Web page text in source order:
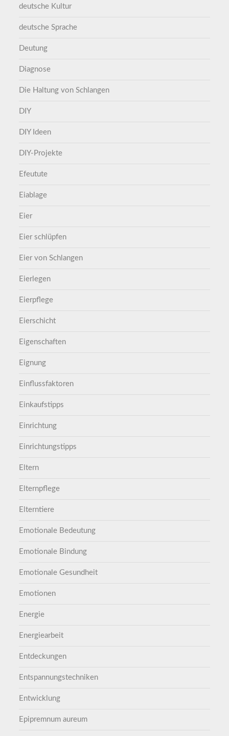
deutsche Kultur
deutsche Sprache
Deutung
Diagnose
Die Haltung von Schlangen
DIY
DIY Ideen
DIY-Projekte
Efeutute
Eiablage
Eier
Eier schlüpfen
Eier von Schlangen
Eierlegen
Eierpflege
Eierschicht
Eigenschaften
Eignung
Einflussfaktoren
Einkaufstipps
Einrichtung
Einrichtungstipps
Eltern
Elternpflege
Elterntiere
Emotionale Bedeutung
Emotionale Bindung
Emotionale Gesundheit
Emotionen
Energie
Energiearbeit
Entdeckungen
Entspannungstechniken
Entwicklung
Epipremnum aureum